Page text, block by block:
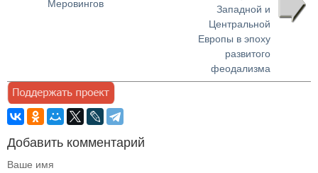
Меровингов
Западной и
Центральной
Европы в эпоху
развитого
феодализма
Добавить комментарий
Ваше имя